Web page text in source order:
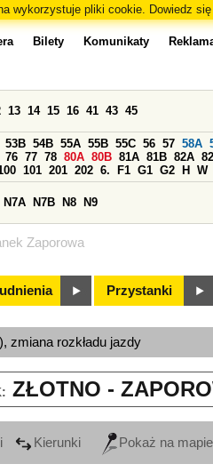
wykorzystuje pliki cookie. Dowiedz
Zaporowa
Bilety Komunikaty
13 14 15 16 41 43 45
53B 54B 55A 55B 55C 56 57 58A
76 77 78 80A 80B 81A 81B 82A
101 201 202 6. F1 G1 G2 H W
N7A N7B N8 N9
Przystanki
zmiana rozkładu jazdy
ZŁOTNO -
Kierunki Pokaż na mapie